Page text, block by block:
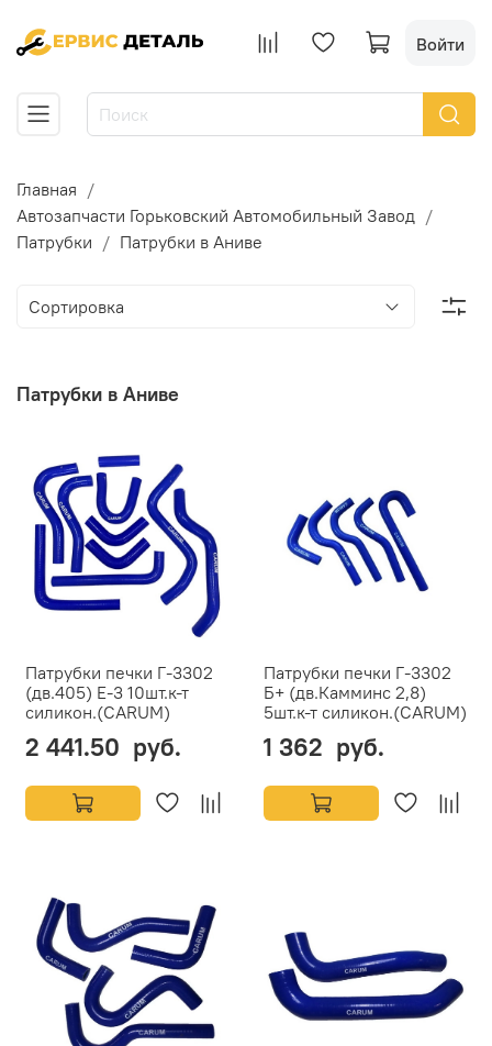
Войти
Главная
Автозапчасти Горьковский Автомобильный Завод
Патрубки
Патрубки в Аниве
Патрубки в Аниве
Патрубки печки Г-3302
(дв.405) Е-3 10шт.к-т
силикон.(CARUM)
2 441.50 руб.
Патрубки печки Г-3302
Б+ (дв.Камминс 2,8)
5шт.к-т силикон.(CARUM)
1 362 руб.